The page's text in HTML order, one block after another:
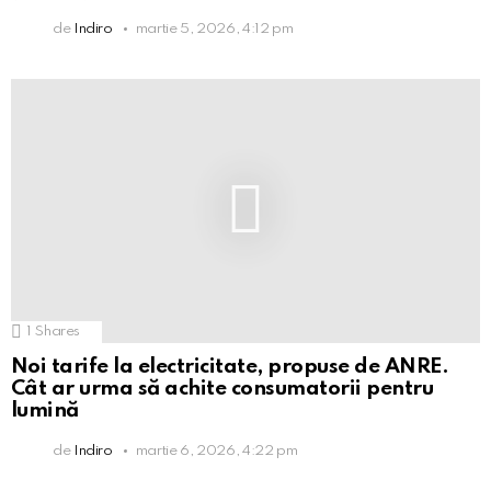
de Indiro martie 5, 2026, 4:12 pm
1 Shares
Noi tarife la electricitate, propuse de ANRE.
Cât ar urma să achite consumatorii pentru
lumină
de Indiro martie 6, 2026, 4:22 pm